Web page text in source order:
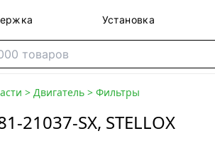
Установка
> Двигатель > Фильтры
21037-SX, STELLOX